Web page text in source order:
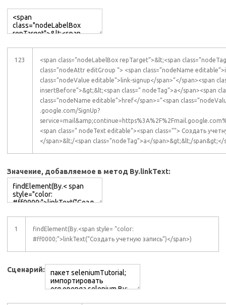
123
<span class=”nodeLabelBox repTarget”>&lt;<span
class=”nodeAttr editGroup “> <span class=”nodeName
class=”nodeValue editable”>link-signup</span>”</span><span
insertBefore”>&gt;&lt;<span class=” nodeTag”>a</span><span
class=”nodeName editable”>href</span>=”<span
.google.com/SignUp?
<span class=” nodeText editable”><span class=””> Создать
</span>&lt;/<span class=”nodeTag”>a</span>&gt;&lt;/span&gt;</
Значение, добавляемое в метод By.linkText:
1
findElement(By.<span style= “color:
#ff0000;”>linkText(“Создать учетную запись”)</span>)
Сценарий: